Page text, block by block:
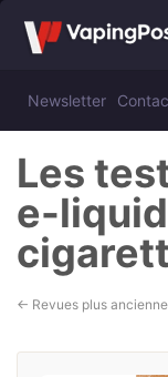
Newsletter
Les
e-
← Revues plus